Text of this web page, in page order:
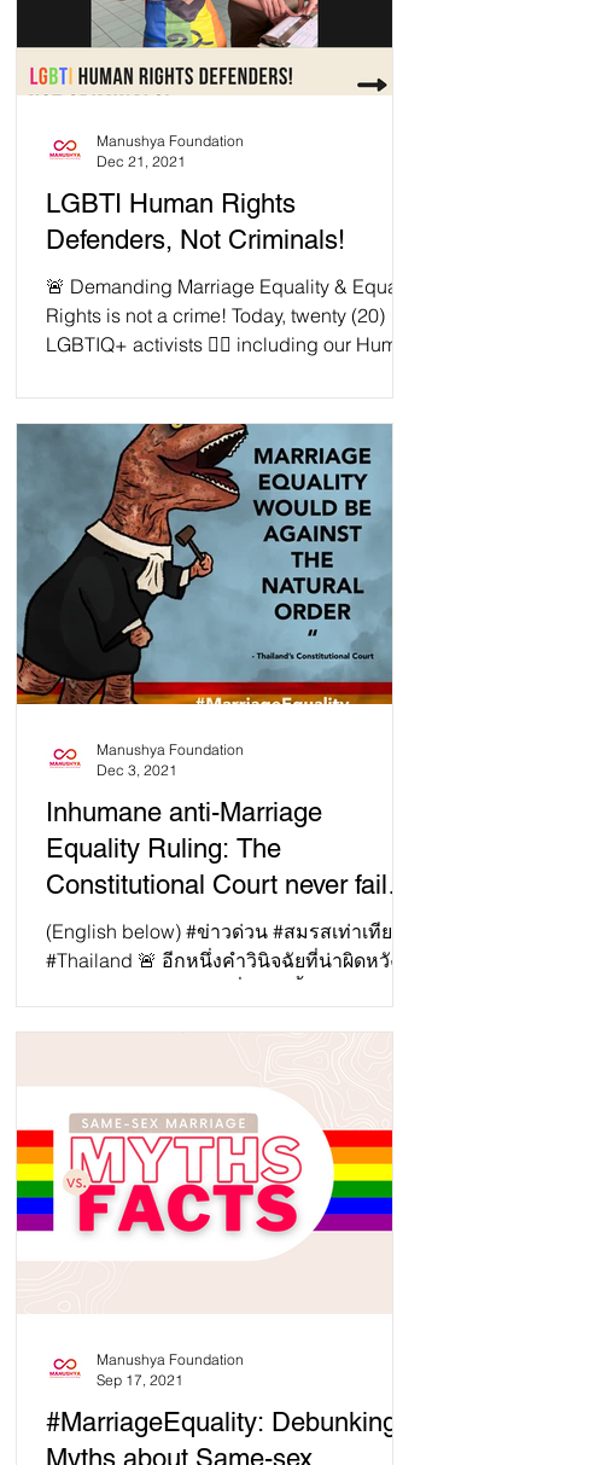
LGBTI Human Rights
Defenders, Not Criminals!
🚨 Demanding Marriage Equality & Equal
Rights is not a crime! Today, twenty (20)
LGBTIQ+ activists 🏳️‍🌈 including our Human
Manushya Foundation
Dec 21, 2021
Inhumane anti-Marriage
Equality Ruling: The
Constitutional Court never fails
to shock us!
(English below) #ข่าวด่วน #สมรสเท่าเทียม
#Thailand 🚨 อีกหนึ่งคำวินิจฉัยที่น่าผิดหวัง
Manushya Foundation
Dec 3, 2021
#MarriageEquality: Debunking
Myths about Same-sex
Manushya Foundation
Sep 17, 2021